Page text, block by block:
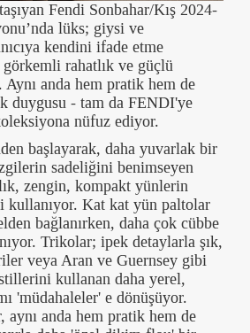
Fendi Sonbahar/Kış 2024-
lüks; giysi ve
kendini ifade etme
rahatlık ve güçlü
Aynı anda hem pratik hem de
duygusu - tam da FENDI'ye
nüfuz ediyor.
başlayarak, daha yuvarlak bir
sadeliğini benimseyen
zengin, kompakt yünlerin
kullanıyor. Kat kat yün paltolar
bağlanırken, daha çok cübbe
Trikolar; ipek detaylarla şık,
veya Aran ve Guernsey gibi
kullanan daha yerel,
'müdahaleler' e dönüşüyor.
aynı anda hem pratik hem de